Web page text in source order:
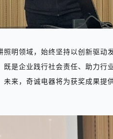
明领域，始终坚持以创新驱动
既是企业践行社会责任、助力行
来，奇诚电器将为获奖成果提